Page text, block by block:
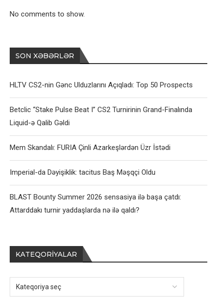
No comments to show.
SON XƏBƏRLƏR
HLTV CS2-nin Gənc Ulduzlarını Açıqladı: Top 50 Prospects
Betclic “Stake Pulse Beat I” CS2 Turnirinin Grand-Finalında
Liquid-ə Qalib Gəldi
Mem Skandalı: FURIA Çinli Azarkeşlərdən Üzr İstədi
Imperial-da Dəyişiklik: tacitus Baş Məşqçi Oldu
BLAST Bounty Summer 2026 sensasiya ilə başa çatdı:
Attarddakı turnir yaddaşlarda nə ilə qaldı?
KATEQORIYALAR